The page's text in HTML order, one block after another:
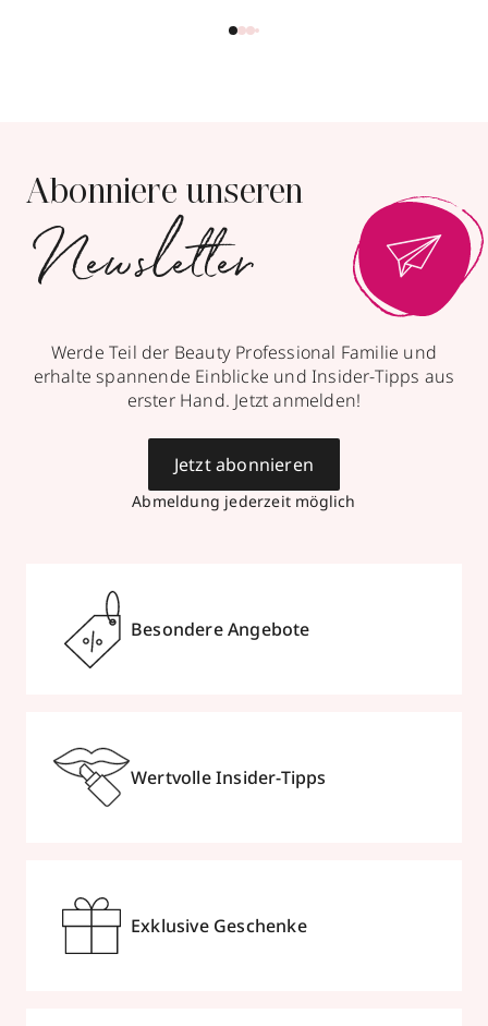
Abonniere unseren
Newsletter
Werde Teil der Beauty Professional Familie und
erhalte spannende Einblicke und Insider-Tipps aus
erster Hand. Jetzt anmelden!
Abmeldung jederzeit möglich
Jetzt abonnieren
Besondere Angebote
Wertvolle Insider-Tipps
Exklusive Geschenke